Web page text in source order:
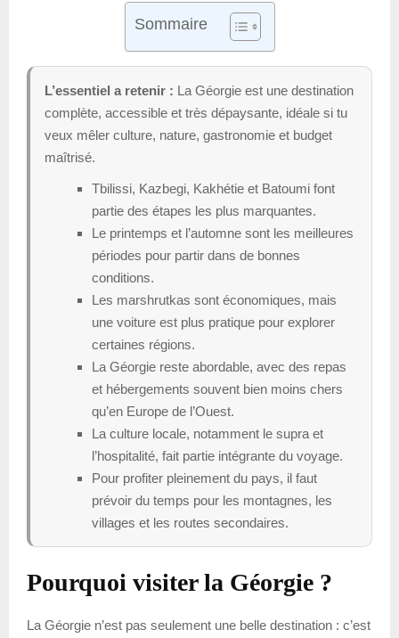
Sommaire
L’essentiel a retenir : La Géorgie est une destination
complète, accessible et très dépaysante, idéale si tu
veux mêler culture, nature, gastronomie et budget
maîtrisé.
Tbilissi, Kazbegi, Kakhétie et Batoumi font
partie des étapes les plus marquantes.
Le printemps et l’automne sont les meilleures
périodes pour partir dans de bonnes
conditions.
Les marshrutkas sont économiques, mais
une voiture est plus pratique pour explorer
certaines régions.
La Géorgie reste abordable, avec des repas
et hébergements souvent bien moins chers
qu’en Europe de l’Ouest.
La culture locale, notamment le supra et
l’hospitalité, fait partie intégrante du voyage.
Pour profiter pleinement du pays, il faut
prévoir du temps pour les montagnes, les
villages et les routes secondaires.
Pourquoi visiter la Géorgie ?
La Géorgie n’est pas seulement une belle destination : c’est